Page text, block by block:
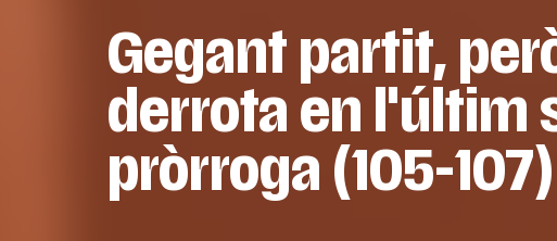
Gegant partit,
derrota en l'últim
pròrroga (105-